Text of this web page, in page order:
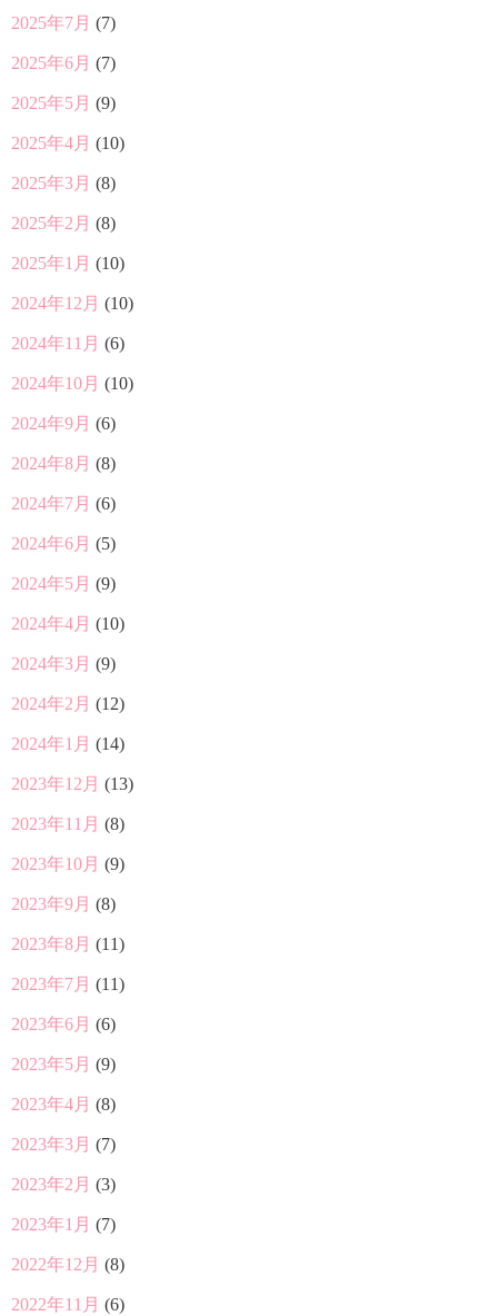
2025年7月 (7)
2025年6月 (7)
2025年5月 (9)
2025年4月 (10)
2025年3月 (8)
2025年2月 (8)
2025年1月 (10)
2024年12月 (10)
2024年11月 (6)
2024年10月 (10)
2024年9月 (6)
2024年8月 (8)
2024年7月 (6)
2024年6月 (5)
2024年5月 (9)
2024年4月 (10)
2024年3月 (9)
2024年2月 (12)
2024年1月 (14)
2023年12月 (13)
2023年11月 (8)
2023年10月 (9)
2023年9月 (8)
2023年8月 (11)
2023年7月 (11)
2023年6月 (6)
2023年5月 (9)
2023年4月 (8)
2023年3月 (7)
2023年2月 (3)
2023年1月 (7)
2022年12月 (8)
2022年11月 (6)